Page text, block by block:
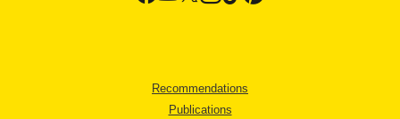
Recommendations
Publications